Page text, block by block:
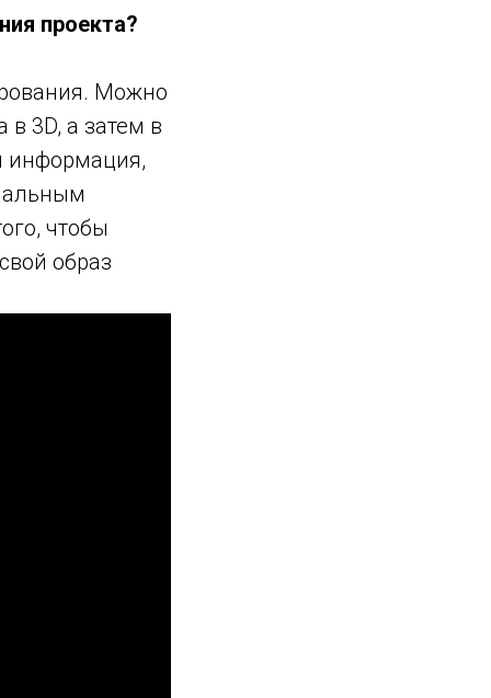
проекта?
Можно
3D, а затем в
информация,
чтобы
образ